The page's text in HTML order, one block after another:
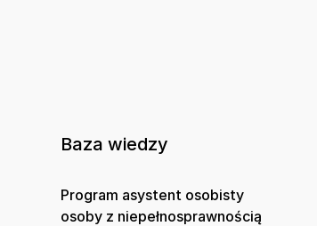
Baza wiedzy
Program asystent osobisty
osoby z niepełnosprawnością